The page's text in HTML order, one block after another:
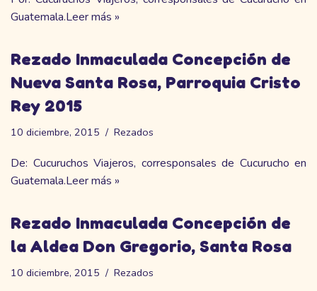
Guatemala.Leer más »
Rezado Inmaculada Concepción de
Nueva Santa Rosa, Parroquia Cristo
Rey 2015
10 diciembre, 2015 Rezados
De: Cucuruchos Viajeros, corresponsales de Cucurucho en
Guatemala.Leer más »
Rezado Inmaculada Concepción de
la Aldea Don Gregorio, Santa Rosa
10 diciembre, 2015 Rezados